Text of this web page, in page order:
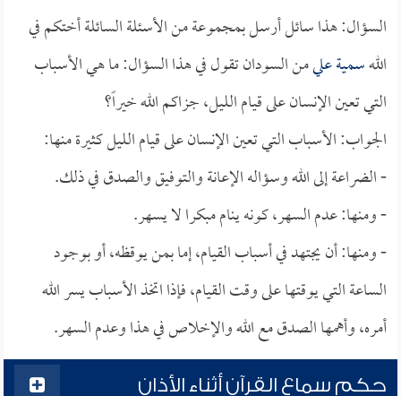
السؤال: هذا سائل أرسل بمجموعة من الأسئلة السائلة أختكم في
اللهسمية عليمن السودان تقول في هذا السؤال: ما هي الأسباب
التي تعين الإنسان على قيام الليل، جزاكم الله خيراً؟
الجواب: الأسباب التي تعين الإنسان على قيام الليل كثيرة منها:
- الضراعة إلى الله وسؤاله الإعانة والتوفيق والصدق في ذلك.
- ومنها: عدم السهر، كونه ينام مبكرا لا يسهر.
- ومنها: أن يجتهد في أسباب القيام، إما بمن يوقظه، أو بوجود
الساعة التي يوقتها على وقت القيام، فإذا اتخذ الأسباب يسر الله
أمره، وأهمها الصدق مع الله والإخلاص في هذا وعدم السهر.
حكم سماع القرآن أثناء الأذان